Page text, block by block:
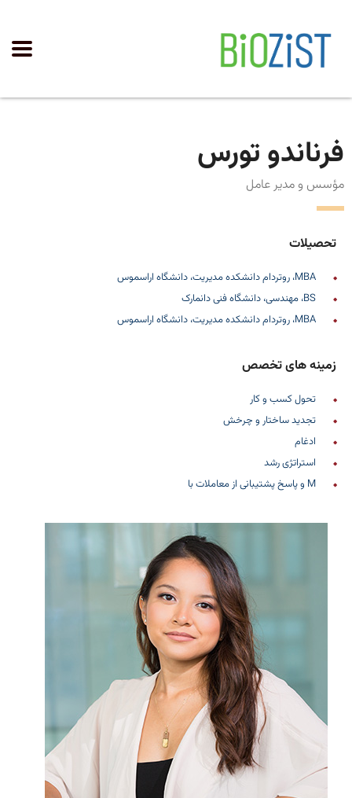
فرناندو تورس
مؤسس و مدیر عامل
تحصیلات
MBA، روتردام دانشکده مدیریت، دانشگاه اراسموس
BS، مهندسی، دانشگاه فنی دانمارک
MBA، روتردام دانشکده مدیریت، دانشگاه اراسموس
زمینه های تخصص
تحول کسب و کار
تجدید ساختار و چرخش
ادغام
استراتژی رشد
M و پاسخ پشتیبانی از معاملات با